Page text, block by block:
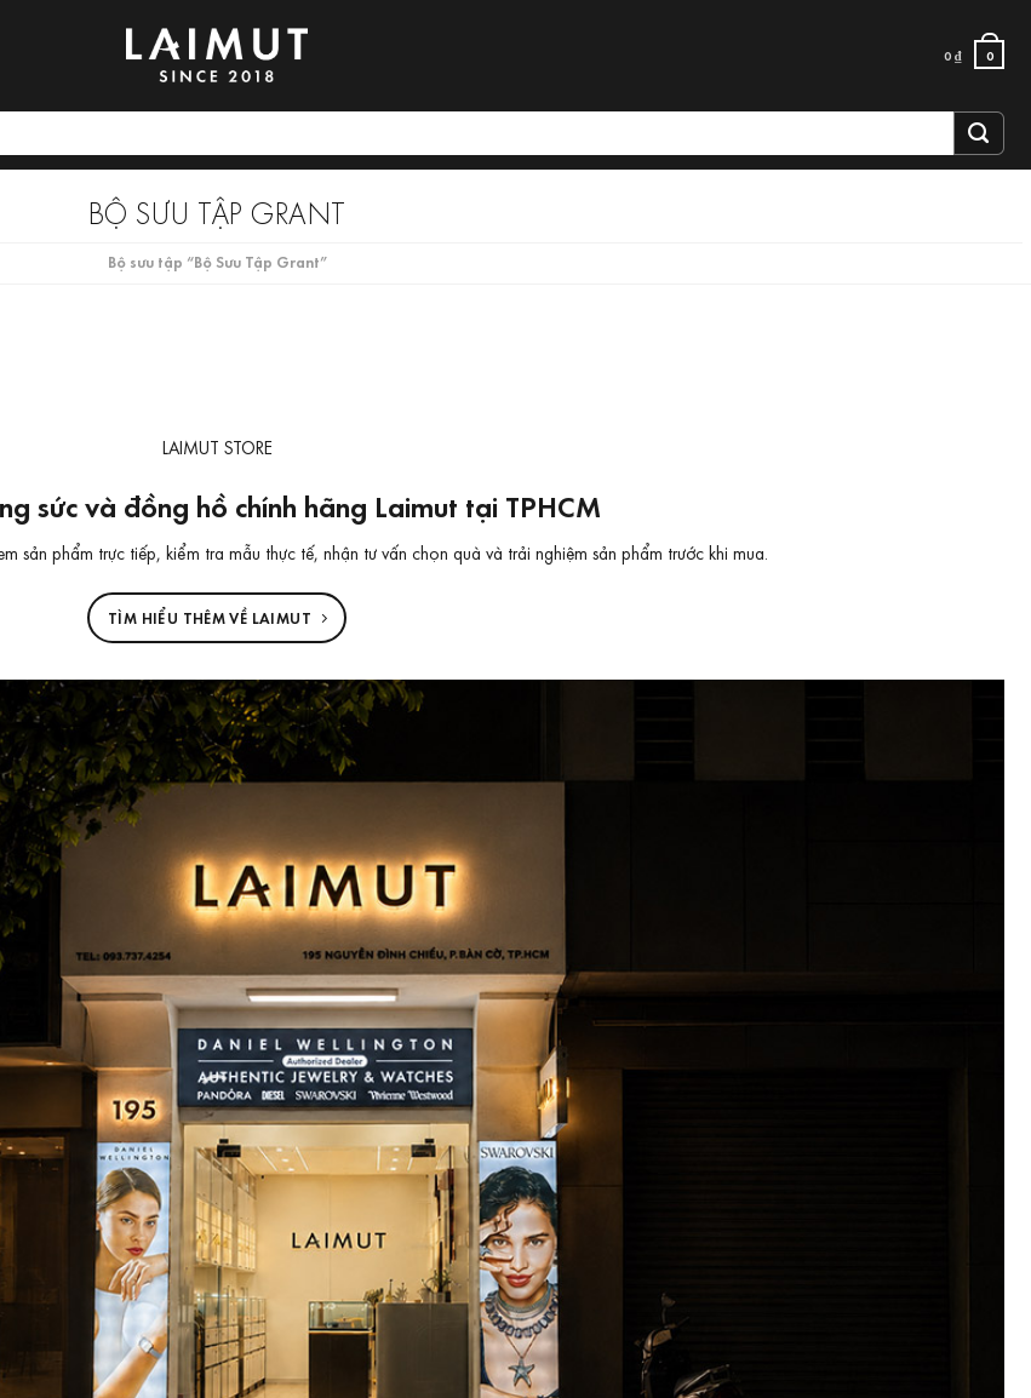
0₫ 0
BỘ SƯU TẬP GRANT
Bộ sưu tập “Bộ Sưu Tập Grant”
LAIMUT STORE
sức và đồng hồ chính hãng Laimut tại TPHCM
sản phẩm trực tiếp, kiểm tra mẫu thực tế, nhận tư vấn chọn quà và trải nghiệm sản phẩm trước khi mua.
TÌM HIỂU THÊM VỀ LAIMUT